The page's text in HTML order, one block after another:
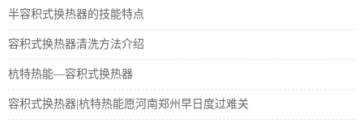
半容积式换热器的技能特点
容积式换热器清洗方法介绍
杭特热能—容积式换热器
容积式换热器|杭特热能愿河南郑州早日度过难关